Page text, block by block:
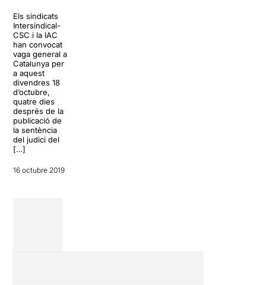
Els sindicats
Intersindical-
CSC i la IAC
han convocat
vaga general a
Catalunya per
a aquest
divendres 18
d’octubre,
quatre dies
després de la
publicació de
la sentència
del judici del
[…]
16 octubre 2019